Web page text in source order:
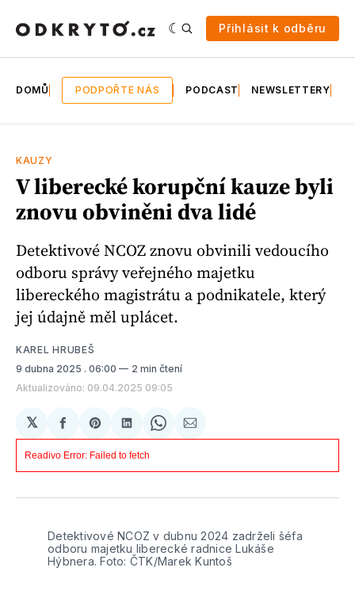
Přihlásit k odběru
DOMŮ PODPOŘTE NÁS PODCAST NEWSLETTERY
KAUZY
V liberecké korupční kauze byli
znovu obviněni dva lidé
Detektivové NCOZ znovu obvinili vedoucího
odboru správy veřejného majetku
libereckého magistrátu a podnikatele, který
jej údajně měl uplácet.
KAREL HRUBEŠ
9 dubna 2025 . 06:00
2 min čtení
Aktualizováno: 09.04.2025 09:05
𝕏
Sdílet
na
Facebooku
Share
on
Pinterest
Sdílet
na
LinkedIn
Share
on
Sdílet
e-
Detektivové NCOZ v dubnu 2024 zadrželi šéfa
odboru majetku liberecké radnice Lukáše
Hýbnera. Foto: ČTK/Marek Kuntoš